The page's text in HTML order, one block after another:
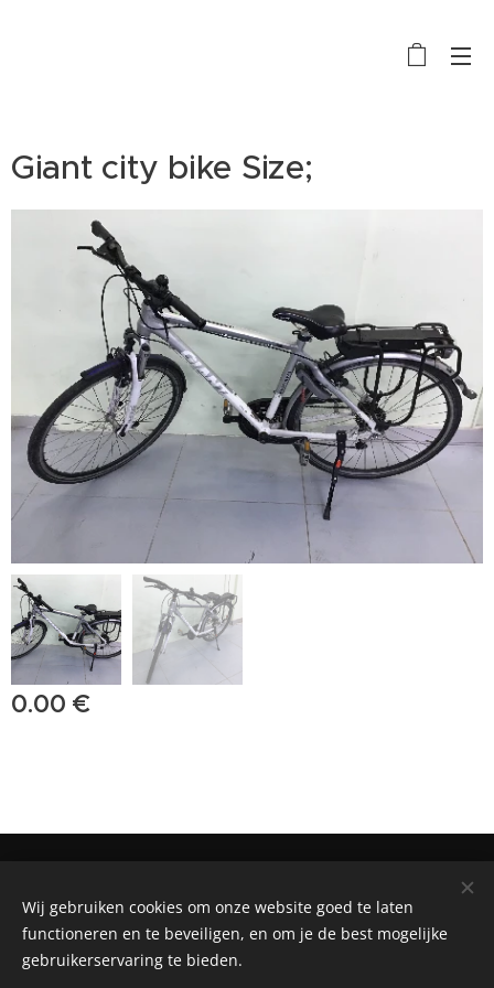
Giant city bike Size;
0.00 €
Powered byWebnode Cookies
Wij gebruiken cookies om onze website goed te laten
functioneren en te beveiligen, en om je de best mogelijke
gebruikerservaring te bieden.